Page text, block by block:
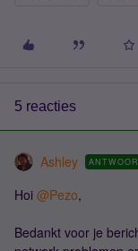
5 reacties
Ashley
Hoi ​ @Pezo,
Bedankt voor je